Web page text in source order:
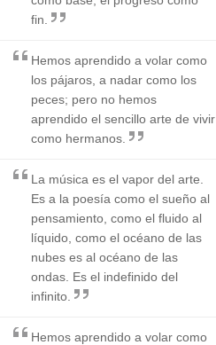
fin.
Hemos aprendido a volar como
los pájaros, a nadar como los
peces; pero no hemos
aprendido el sencillo arte de vivir
como hermanos.
La música es el vapor del arte.
Es a la poesía como el sueño al
pensamiento, como el fluido al
líquido, como el océano de las
nubes es al océano de las
ondas. Es el indefinido del
infinito.
Hemos aprendido a volar como